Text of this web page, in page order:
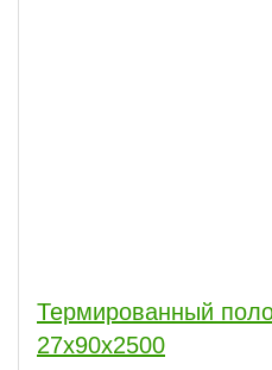
Термированный
27x90х2500